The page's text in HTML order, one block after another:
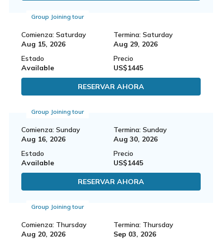
Comienza: Saturday
Aug 15, 2026
Group Joining tour
Termina: Saturday
Aug 29, 2026
Estado
Available
Precio
US$1445
RESERVAR AHORA
Comienza: Sunday
Aug 16, 2026
Group Joining tour
Termina: Sunday
Aug 30, 2026
Estado
Available
Precio
US$1445
RESERVAR AHORA
Comienza: Thursday
Aug 20, 2026
Group Joining tour
Termina: Thursday
Sep 03, 2026